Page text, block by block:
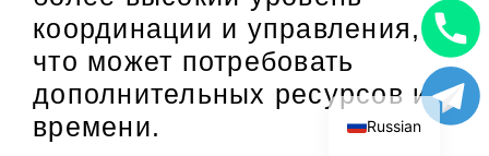
координации и управления,
что может потребовать
дополнительных ресурсов и
времени.
Russian
English